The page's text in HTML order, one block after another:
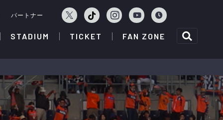
パートナー
STADIUM TICKET FAN ZONE